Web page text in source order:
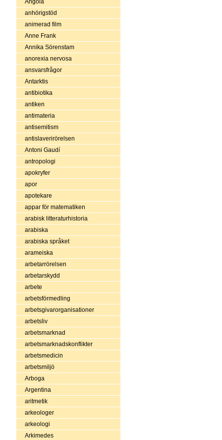
Angola
anhörigstöd
animerad film
Anne Frank
Annika Sörenstam
anorexia nervosa
ansvarsfrågor
Antarktis
antibiotika
antiken
antimateria
antisemitism
antislaverirörelsen
Antoni Gaudí
antropologi
apokryfer
apor
apotekare
appar för matematiken
arabisk litteraturhistoria
arabiska
arabiska språket
arameiska
arbetarrörelsen
arbetarskydd
arbete
arbetsförmedling
arbetsgivarorganisationer
arbetsliv
arbetsmarknad
arbetsmarknadskonflikter
arbetsmedicin
arbetsmiljö
Arboga
Argentina
aritmetik
arkeologer
arkeologi
Arkimedes